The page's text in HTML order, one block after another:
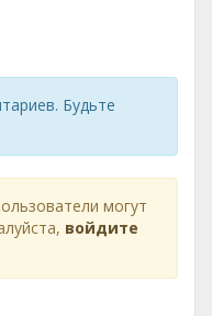
Будьте
могут
войдите